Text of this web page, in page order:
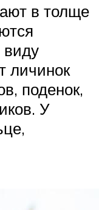
в толще
личинок
поденок,
У